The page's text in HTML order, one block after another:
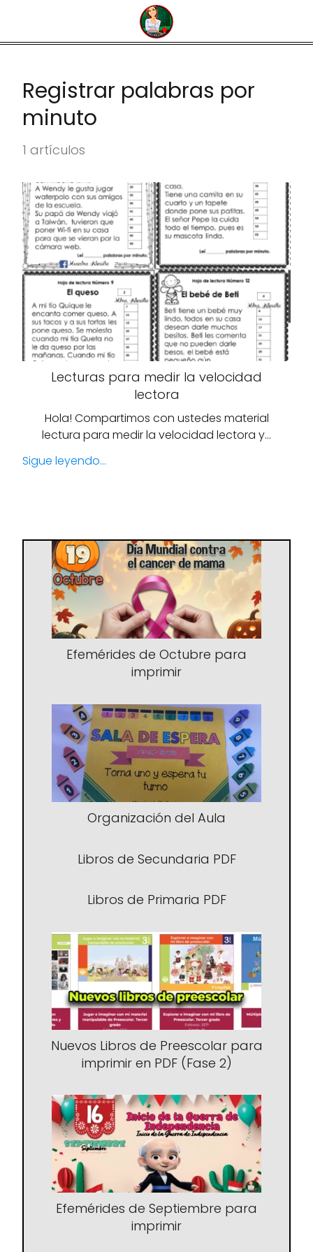
Registrar palabras por
minuto
1 artículos
Lecturas para medir la velocidad
lectora
Hola! Compartimos con ustedes material
lectura para medir la velocidad lectora y…
Sigue leyendo...
Efemérides de Octubre para
imprimir
Organización del Aula
Libros de Secundaria PDF
Libros de Primaria PDF
Nuevos Libros de Preescolar para
imprimir en PDF (Fase 2)
Efemérides de Septiembre para
imprimir